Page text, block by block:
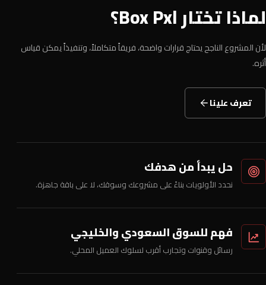
لماذا تختار Box Pxl؟
لأن المشروع الناجح يحتاج قرارات واضحة، فريقاً متكاملاً، وتنفيذاً يمكن قياس
أثره.
تعرف علينا
حل يبدأ من هدفك
نحدد الأولويات بناءً على مشروعك وسوقك، لا على باقة جاهزة.
فهم للسوق السعودي والخليجي
رسائل وقنوات وتجارب أقرب لسلوك العميل المحلي.